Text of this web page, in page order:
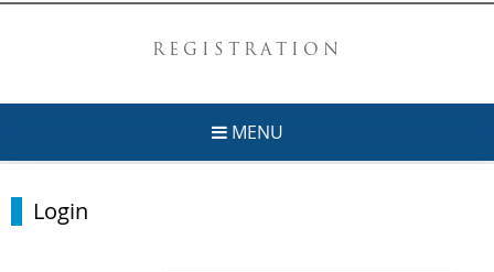
REGISTRATION
MENU
Login